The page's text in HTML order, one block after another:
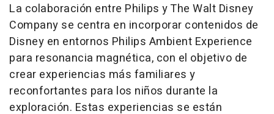
La colaboración entre Philips y The Walt Disney
Company se centra en incorporar contenidos de
Disney en entornos Philips Ambient Experience
para resonancia magnética, con el objetivo de
crear experiencias más familiares y
reconfortantes para los niños durante la
exploración. Estas experiencias se están